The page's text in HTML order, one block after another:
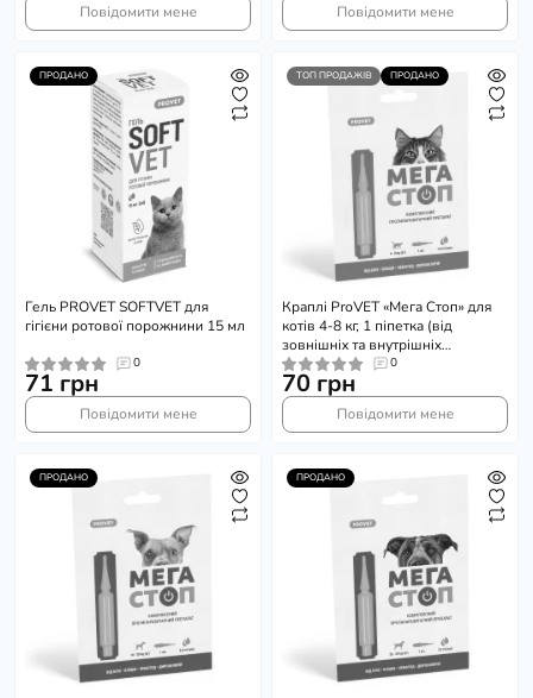
Повідомити мене Повідомити мене
ПРОДАНО
Гель PROVET SOFTVET для
гігієни ротової порожнини 15 мл
0
71 грн
Повідомити мене
ТОП ПРОДАЖІВ ПРОДАНО
Краплі ProVET «Мега Стоп» для
котів 4-8 кг, 1 піпетка (від
зовнішніх та внутрішніх
паразитів)
0
70 грн
Повідомити мене
ПРОДАНО ПРОДАНО